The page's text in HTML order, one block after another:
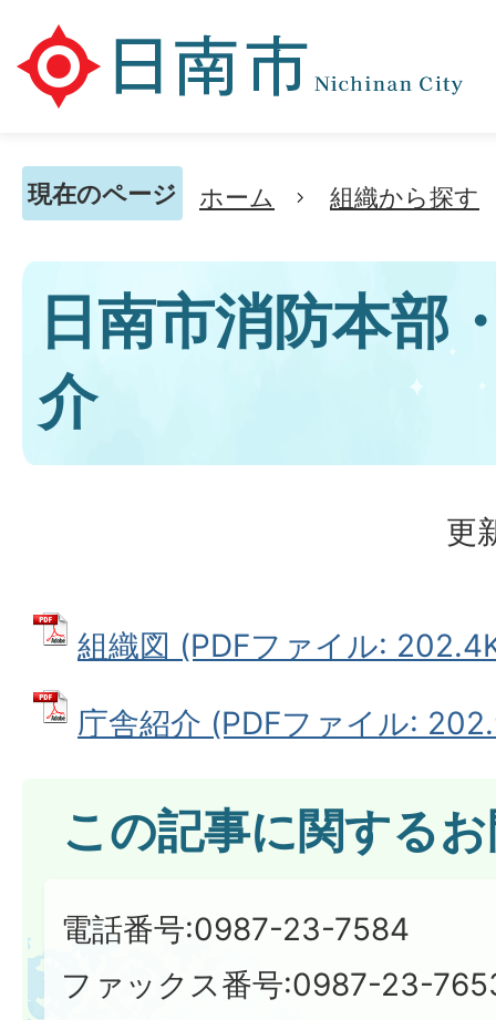
現在のページ ホーム 組織から探す
日南市消防本部
介
更
組織図 (PDFファイル:
庁舎紹介 (PDFファイル:
この記事に関する
電話番号:0987-23-7584
ファックス番号:0987-23-